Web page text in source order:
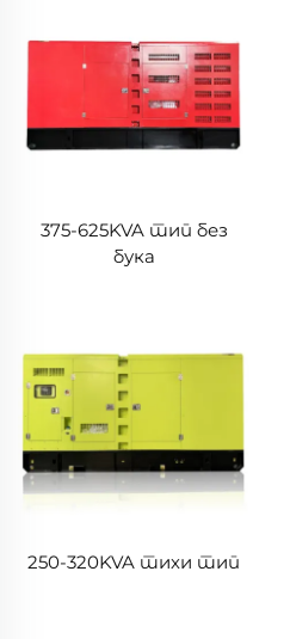
375-625KVA тип без
бука
250-320KVA тихи тип